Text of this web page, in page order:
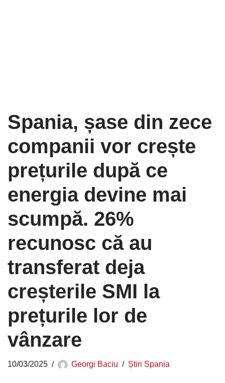
Spania, șase din zece
companii vor crește
prețurile după ce
energia devine mai
scumpă. 26%
recunosc că au
transferat deja
creșterile SMI la
prețurile lor de
vânzare
10/03/2025 Georgi Baciu Știri Spania